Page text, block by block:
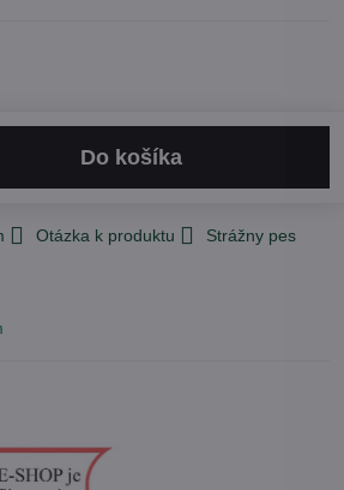
Do košíka
Otázka k produktu
Strážny pes